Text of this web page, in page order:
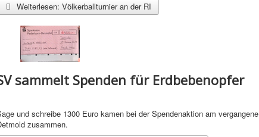
Weiterlesen: Völkerballturnier an der RI
sammelt Spenden für Erdbebenopfer
und schreibe 1300 Euro kamen bei der Spendenaktion am
zusammen.